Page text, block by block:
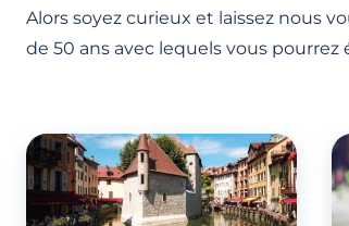
Alors soyez curieux et laissez nous
de 50 ans avec lequels vous